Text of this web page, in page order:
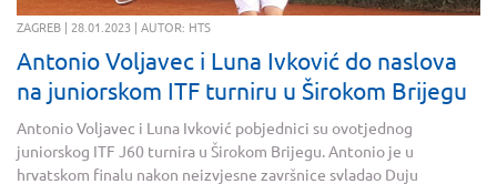
ZAGREB | 28.01.2023 | AUTOR: HTS
Antonio Voljavec i Luna Ivković do naslova
na juniorskom ITF turniru u Širokom Brijegu
Antonio Voljavec i Luna Ivković pobjednici su ovotjednog
juniorskog ITF J60 turnira u Širokom Brijegu. Antonio je u
hrvatskom finalu nakon neizvjesne završnice svladao Duju